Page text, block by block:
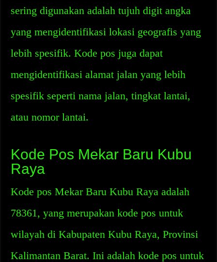
sering digunakan adalah tujuh digit angka
yang mengidentifikasi lokasi geografis yang
lebih spesifik. Kode pos juga dapat
mengidentifikasi alamat jalan yang lebih
spesifik seperti nama jalan, tingkat lantai,
atau nomor lantai.
Kode Pos Mekar Baru Kubu
Raya
Kode pos Mekar Baru Kubu Raya adalah
78361, yang merupakan kode pos untuk
wilayah di Kabupaten Kubu Raya, Provinsi
Kalimantan Barat. Ini adalah kode pos untuk